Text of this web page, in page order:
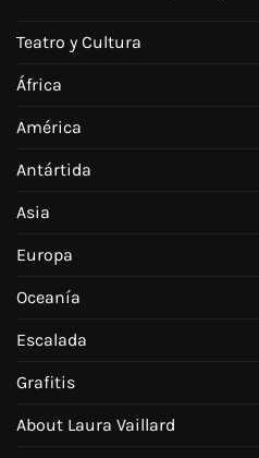
Teatro y Cultura
África
América
Antártida
Asia
Europa
Oceanía
Escalada
Grafitis
About Laura Vaillard